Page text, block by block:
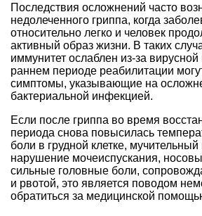
Последствия осложнений часто
недолеченного гриппа, когда
относительно легко и человек
активный образ жизни. В таких
иммунитет ослаблен из-за
раннем периоде реабилитации
симптомы, указывающие на
бактериальной инфекцией.
Если после гриппа во время
периода снова повысилась
боли в грудной клетке,
нарушение мочеиспускания,
сильные головные боли,
и рвотой, это является поводом
обратиться за медицинской